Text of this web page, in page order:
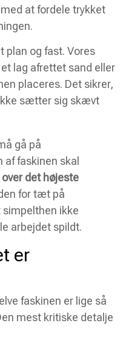
at fordele trykket
plan og fast. Vores
lag afrettet sand eller
placeres. Det sikrer,
sætter sig skævt
gå på
faskinen skal
det højeste
for tæt på
simpelthen ikke
arbejdet spildt.
er
faskinen er lige så
mest kritiske detalje